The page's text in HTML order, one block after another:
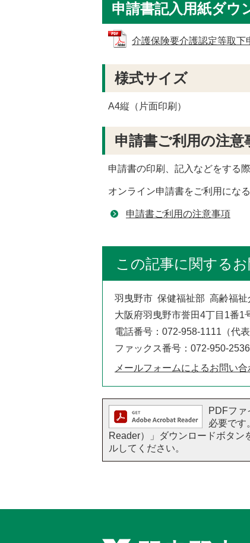
申請書記入用紙ダウ
介護保険要介護認定等取下
様式サイズ
A4縦（片面印刷）
申請書ご利用の注意
申請書の印刷、記入などをする
オンライン申請書をご利用にな
申請書ご利用の注意事項
この記事に関する
羽曳野市 保健福祉部 高齢福祉
大阪府羽曳野市誉田4丁目1番1
電話番号：072-958-1111（代表
ファックス番号：072-950-2536
メールフォームによるお問い合
PDFファ
必要です
Reader）」ダウンロードボタン
ルしてください。